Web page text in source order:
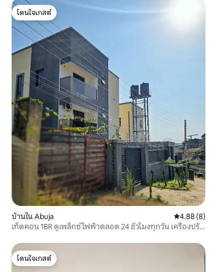
โดนใจเกสต์
โดนใจเกสต์
บ้านใน Abuja คะแนนเฉลี่ย
4.88 (8)
เท็ดคอน 1BR ดูเพล็กซ์ ไฟฟ้าตลอด 24 ชั่วโมงทุกวัน เครื่องปรับ
โดนใจเกสต์
โดนใจเกสต์